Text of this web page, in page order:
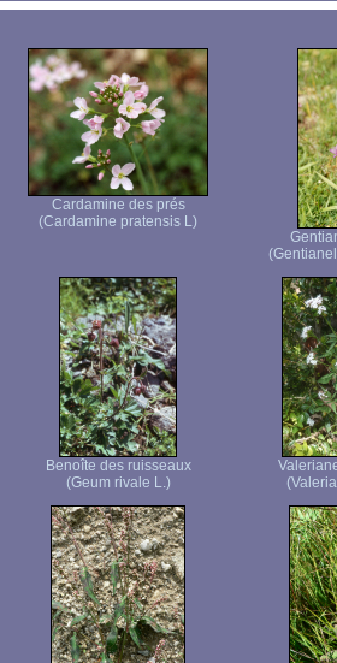
Cardamine des prés
(Cardamine pratensis L)
Benoîte des ruisseaux
(Geum rivale L.)